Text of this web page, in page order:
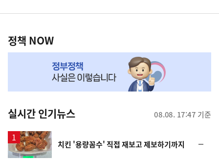
영
책
NOW,
뉴
스
정책 NOW
실시간 인기뉴스 08.08. 17:47 기준
치킨 '용량꼼수' 직접 재보고 제보하기까지